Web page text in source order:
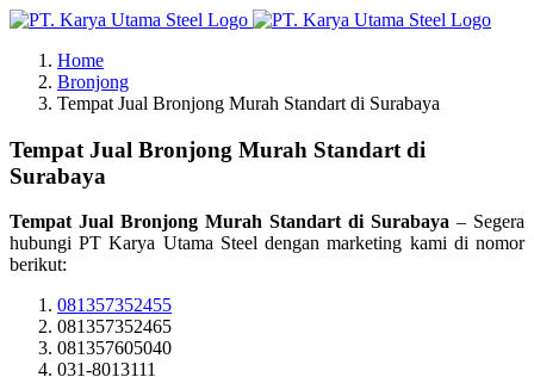
Skip
contentHome
Bronjong
Tempat Jual Bronjong Murah Standart di Surabaya
Tempat Jual Bronjong Murah Standart di
Surabaya
Tempat Jual Bronjong Murah Standart di Surabaya – Segera
hubungi PT Karya Utama Steel dengan marketing kami di nomor
berikut:
081357352455
081357352465
081357605040
031-8013111